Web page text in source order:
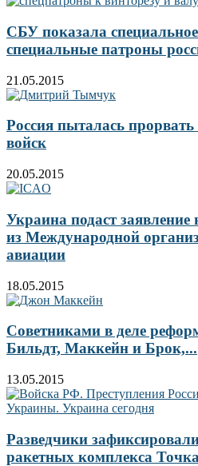
СБУ показала
специальные патроны
21.05.2015
Россия пыталась
войск
20.05.2015
Украина подаст
из Международной
авиации
18.05.2015
Советниками в деле
Бильдт, Маккейн и Брок,...
13.05.2015
Разведчики
ракетных комплекса